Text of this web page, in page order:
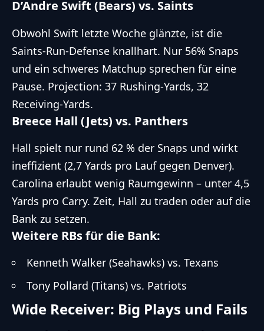
D’Andre Swift (Bears) vs. Saints
Obwohl Swift letzte Woche glänzte, ist die
Saints-Run-Defense knallhart. Nur 56% Snaps
und ein schweres Matchup sprechen für eine
Pause. Projection: 37 Rushing-Yards, 32
Receiving-Yards.
Breece Hall (Jets) vs. Panthers
Hall spielt nur rund 62 % der Snaps und wirkt
ineffizient (2,7 Yards pro Lauf gegen Denver).
Carolina erlaubt wenig Raumgewinn – unter 4,5
Yards pro Carry. Zeit, Hall zu traden oder auf die
Bank zu setzen.
Weitere RBs für die Bank:
Kenneth Walker (Seahawks) vs. Texans
Tony Pollard (Titans) vs. Patriots
Wide Receiver: Big Plays und Fails